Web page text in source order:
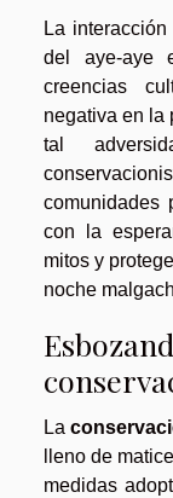
La
del aye-aye
creencias
negativa en la
tal
comunidades
con la
mitos y
noche
La
lleno de
medidas